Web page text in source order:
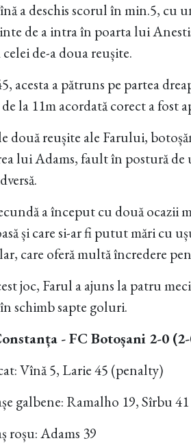
a deschis scorul în min.5, cu
de a intra în poarta lui
de-a doua reușite.
acesta a pătruns pe partea
la 11m acordată corect a fost
două reușite ale Farului,
lui Adams, fault în postură de
a început cu două ocazii
și care si-ar fi putut mări cu
care oferă multă încredere
joc, Farul a ajuns la patru
schimb sapte goluri.
- FC Botoșani 2-0
Vînă 5, Larie 45 (penalty)
galbene: Ramalho 19, Sîrbu 41
roșu: Adams 39